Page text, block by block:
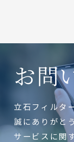
お問
立石フィルタ
誠にありがと
サービスに関